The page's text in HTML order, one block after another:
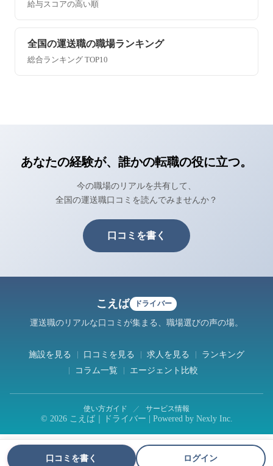
給与スコアの高い順
全国の運送職の職場ランキング
総合ランキング TOP10
口コミを書く ログイン
あなたの経験が、誰かの転職の役に立つ。
今の職場のリアルを共有して、
全国の運送職口コミを読んでみませんか？
口コミを書く
こえば ドライバー
運送職のリアルな口コミが集まる、職場選びの声の場。
施設を見る 口コミを見る 求人を見る
ランキング
コラム一覧
エージェント比較
使い方ガイド ／ サービス情報
© 2026 こえば｜ドライバー | Powered by Nexly Inc.